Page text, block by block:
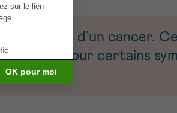
atteintes d’un cancer.
pour certains